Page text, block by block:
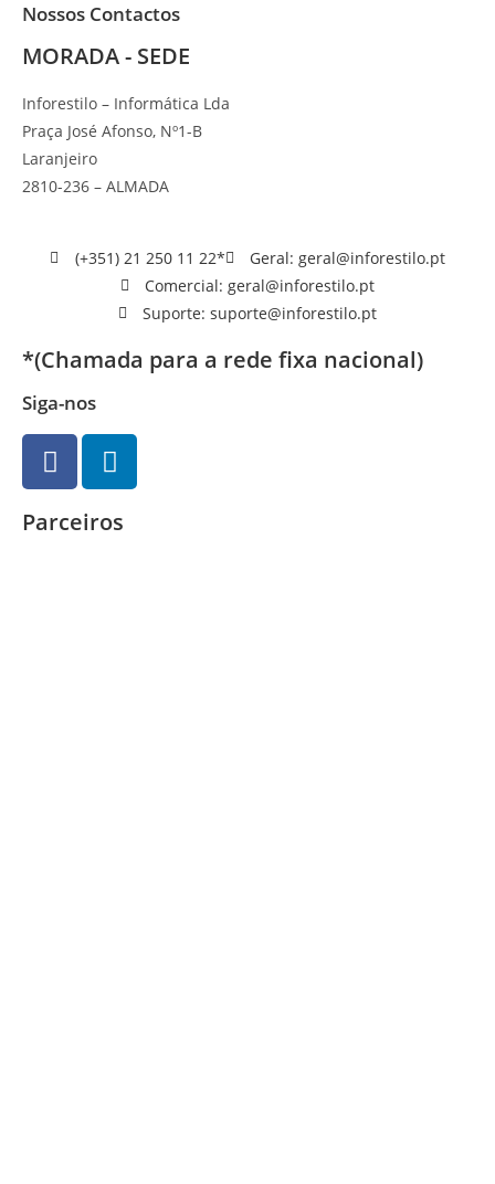
Nossos Contactos
MORADA - SEDE
Inforestilo – Informática Lda
Praça José Afonso, Nº1-B
Laranjeiro
2810-236 – ALMADA
(+351) 21 250 11 22*
Geral: geral@inforestilo.pt
Comercial: geral@inforestilo.pt
Suporte: suporte@inforestilo.pt
*(Chamada para a rede fixa nacional)
Siga-nos
Parceiros